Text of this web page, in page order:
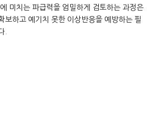
미치는 파급력을 엄밀하게 검토하는 과정은
보하고 예기치 못한 이상반응을 예방하는 필
.